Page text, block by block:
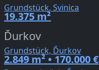
Grundstück, Svinica
19.375 m²
Ďurkov
Grundstück, Ďurkov
2.849 m² • 170.000 €